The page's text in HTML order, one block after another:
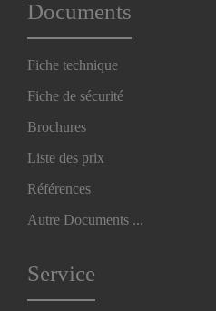
Documents
Fiche technique
Fiche de sécurité
Brochures
Liste des prix
Références
Autre Documents ...
Service